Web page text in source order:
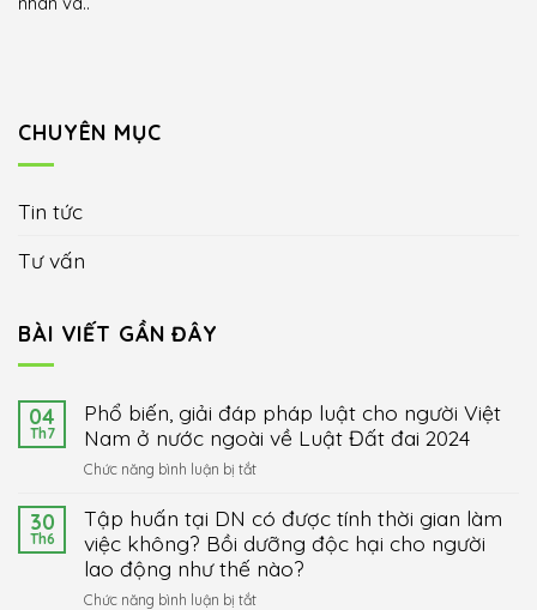
CHUYÊN MỤC
Tin tức
Tư vấn
BÀI VIẾT GẦN ĐÂY
04
Th7
Phổ biến, giải đáp pháp luật cho người Việt
Nam ở nước ngoài về Luật Đất đai 2024
Chức năng bình luận bị tắtở
biến,
giải
đáp
pháp
30
Th6
Tập huấn tại DN có được tính thời gian làm
việc không? Bồi dưỡng độc hại cho người
lao động như thế nào?
Chức năng bình luận bị tắtở